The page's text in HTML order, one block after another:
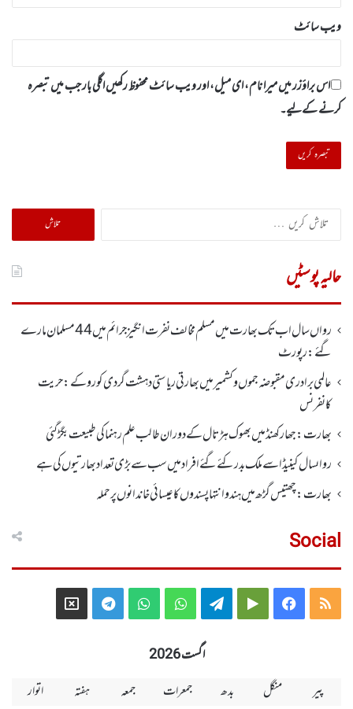
ویب‌ سائٹ
اس براؤزر میں میرا نام، ای میل، اور ویب سائٹ محفوظ رکھیں اگلی بار جب میں تبصرہ
کرنے کےلیے۔
تلاش
کریں
حالیہ پوسٹیں
رواں سال اب تک بھارت میں مسلم مخالف نفرت انگیز جرائم میں 44 مسلمان مارے
گئے: رپورٹ
عالمی برادری مقبوضہ جموں وکشمیر میں بھارتی ریاستی دہشت گردی کو روکے : حریت
کانفرنس
بھارت :جھارکھنڈمیں بھوک ہڑتال کے دوران طالب علم رہنما کی طبیعت بگڑ گئی
رواںسال کینیڈا سے ملک بدر کئے گئے افراد میں سب سے بڑی تعداد بھارتیوں کی ہے
بھارت :چھتیس گڑھ میں ہندو انتہاپسندوں کا عیسائی خاندانوں پر حملہ
Social
RSS
Facebook
Google
Telegram
WhatsApp
WhatsApp
Telegram
X
اگست 2026
پیر
منگل بدھ جمعرات جمعہ ہفتہ اتوار